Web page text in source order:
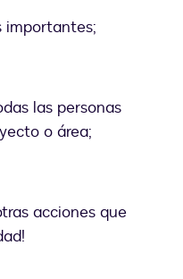
importantes;
las personas
o área;
acciones que